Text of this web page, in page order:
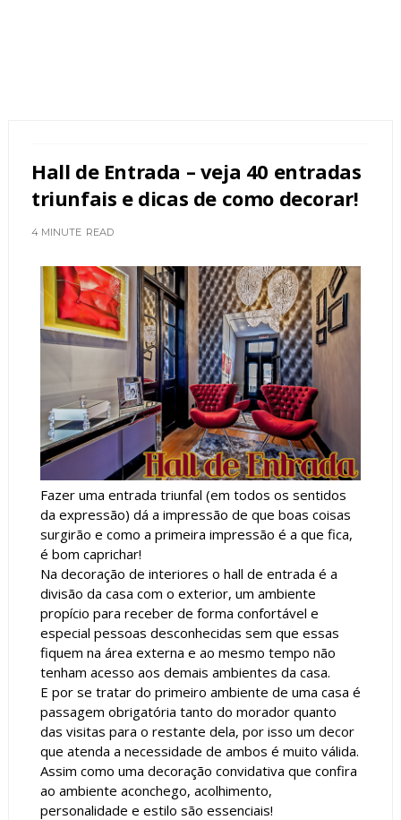
Hall de Entrada – veja 40 entradas
triunfais e dicas de como decorar!
4 MINUTE READ
Fazer uma entrada triunfal (em todos os sentidos
da expressão) dá a impressão de que boas coisas
surgirão e como a primeira impressão é a que fica,
é bom caprichar!
Na decoração de interiores o hall de entrada é a
divisão da casa com o exterior, um ambiente
propício para receber de forma confortável e
especial pessoas desconhecidas sem que essas
fiquem na área externa e ao mesmo tempo não
tenham acesso aos demais ambientes da casa.
E por se tratar do primeiro ambiente de uma casa é
passagem obrigatória tanto do morador quanto
das visitas para o restante dela, por isso um decor
que atenda a necessidade de ambos é muito válida.
Assim como uma decoração convidativa que confira
ao ambiente aconchego, acolhimento,
personalidade e estilo são essenciais!